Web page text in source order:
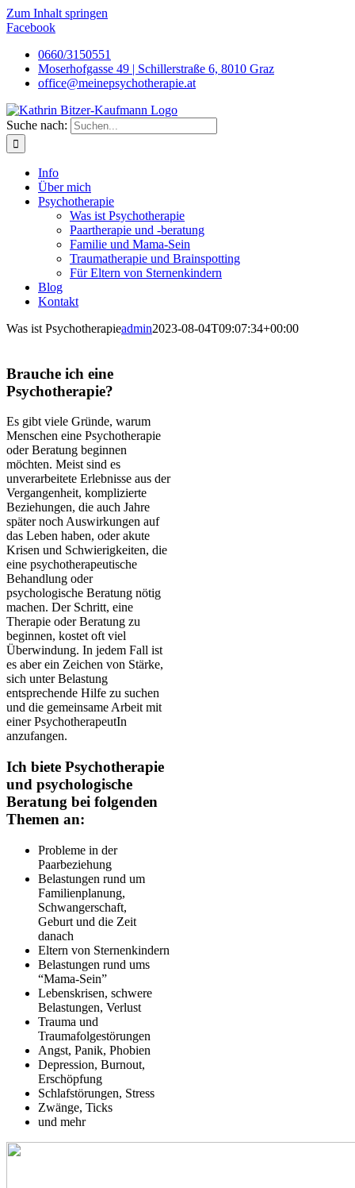
Zum Inhalt springen
Facebook
0660/3150551
Moserhofgasse 49 | Schillerstraße 6, 8010 Graz
office@meinepsychotherapie.at
Suche nach:
Info
Über mich
Psychotherapie
Was ist Psychotherapie
Paartherapie und -beratung
Familie und Mama-Sein
Traumatherapie und Brainspotting
Für Eltern von Sternenkindern
Blog
Kontakt
Was ist Psychotherapieadmin2023-08-04T09:07:34+00:00
Brauche ich eine
Psychotherapie?
Es gibt viele Gründe, warum
Menschen eine Psychotherapie
oder Beratung beginnen
möchten. Meist sind es
unverarbeitete Erlebnisse aus der
Vergangenheit, komplizierte
Beziehungen, die auch Jahre
später noch Auswirkungen auf
das Leben haben, oder akute
Krisen und Schwierigkeiten, die
eine psychotherapeutische
Behandlung oder
psychologische Beratung nötig
machen. Der Schritt, eine
Therapie oder Beratung zu
beginnen, kostet oft viel
Überwindung. In jedem Fall ist
es aber ein Zeichen von Stärke,
sich unter Belastung
entsprechende Hilfe zu suchen
und die gemeinsame Arbeit mit
einer PsychotherapeutIn
anzufangen.
Ich biete Psychotherapie
und psychologische
Beratung bei folgenden
Themen an:
Probleme in der
Paarbeziehung
Belastungen rund um
Familienplanung,
Schwangerschaft,
Geburt und die Zeit
danach
Eltern von Sternenkindern
Belastungen rund ums
“Mama-Sein”
Lebenskrisen, schwere
Belastungen, Verlust
Trauma und
Traumafolgestörungen
Angst, Panik, Phobien
Depression, Burnout,
Erschöpfung
Schlafstörungen, Stress
Zwänge, Ticks
und mehr